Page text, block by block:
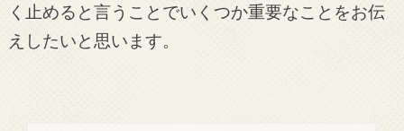
く止めると言うことでいくつか重要なことをお伝
えしたいと思います。